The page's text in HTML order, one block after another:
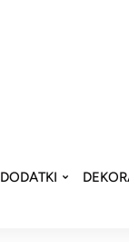
DODATKI